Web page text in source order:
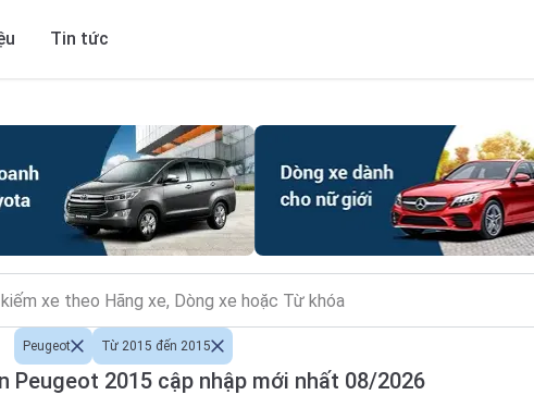
Tin tức
Peugeot 2015 cập nhập mới nhất 08/2026
Peugeot Từ 2015 đến 2015